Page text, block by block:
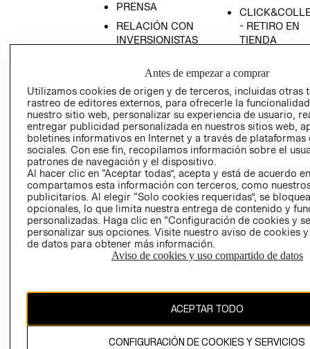
PRENSA
RELACIÓN CON
INVERSIONISTAS
EMPRESARIAL
- RETIRO EN
TIENDA
CONDICIONES
AVISO DE
PRIVACIDAD
GIFT CARD
AVISO DE
El contenido de esta página web está protegido por copyright y es
Antes de empezar a comprar
Utilizamos cookies de origen y de terceros, incluidas otras
rastreo de editores externos, para ofrecerle la
nuestro sitio web, personalizar su experiencia de usuario,
entregar publicidad personalizada en nuestros sitios web,
boletines informativos en Internet y a través de plataformas
sociales. Con ese fin, recopilamos información sobre el
patrones de navegación y el dispositivo.
Al hacer clic en “Aceptar todas”, acepta y está de acuerdo
compartamos esta información con terceros, como
publicitarios. Al elegir “Solo cookies requeridas”, se
opcionales, lo que limita nuestra entrega de contenido y
personalizadas. Haga clic en “Configuración de cookies y
personalizar sus opciones. Visite nuestro aviso de cookies
de datos para obtener más información.
Aviso de cookies y uso compartido de datos
ACEPTAR TODO
CONFIGURACIÓN DE COOKIES Y SERVICIOS